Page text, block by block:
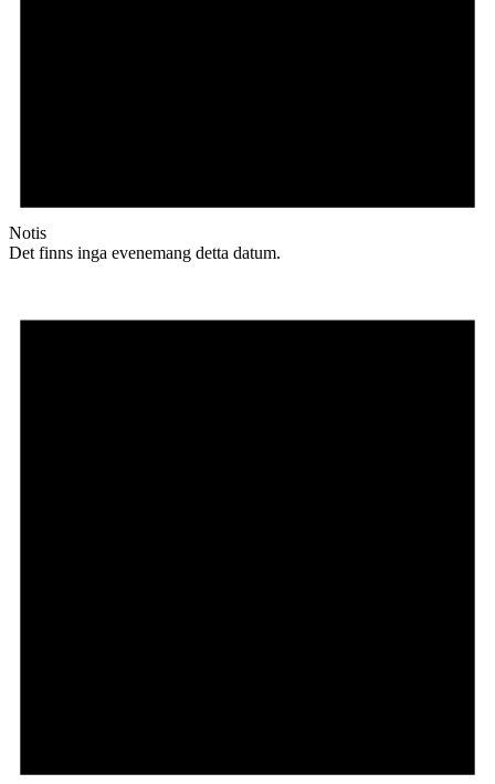
Notis
Det finns inga evenemang detta datum.